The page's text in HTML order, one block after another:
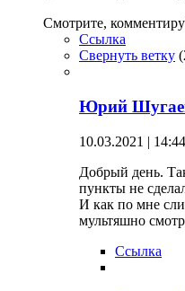
Смотрите,
Ссылка
Свернуть ветку (
Юрий
10.03.2021 | 14:44
Добрый день.
пункты не
И как по мне
мультяшно
Ссылка